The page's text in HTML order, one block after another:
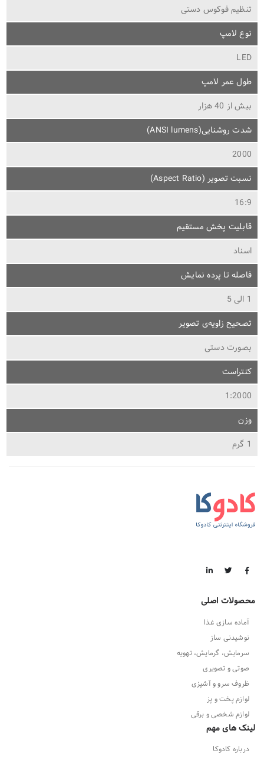
تنظیم فوکوس دستی
نوع لامپ
LED
طول عمر لامپ
بیش از 40 هزار
شدت روشنایی(ANSI lumens)
2000
نسبت تصویر (Aspect Ratio)
16:9
قابلیت پخش مستقیم
اسناد
فاصله تا پرده نمایش
1 الی 5
تصحیح زاویه‌ی تصویر
بصورت دستی
کنتراست
1:2000
وزن
1 گرم
محصولات اصلی
آماده سازی غذا
نوشیدنی ساز
سرمایش، گرمایش، تهویه
صوتی و تصویری
ظروف سرو و آشپزی
لوازم پخت و پز
لوازم شخصی و برقی
لینک های مهم
درباره کادوکا